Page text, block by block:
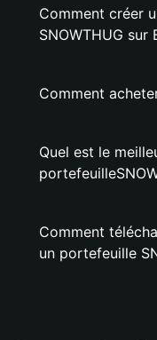
Comment créer
SNOWTHUG sur
Comment
Quel est le
Comment
un portefeuille